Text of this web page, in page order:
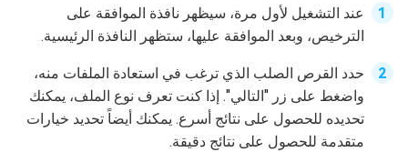
عند التشغيل لأول مرة، سيظهر نافذة الموافقة على
الترخيص، وبعد الموافقة عليها، ستظهر النافذة الرئيسية.
حدد القرص الصلب الذي ترغب في استعادة الملفات منه،
واضغط على زر "التالي". إذا كنت تعرف نوع الملف، يمكنك
تحديده للحصول على نتائج أسرع. يمكنك أيضاً تحديد خيارات
متقدمة للحصول على نتائج دقيقة.